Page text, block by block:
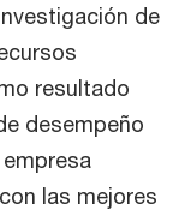
de
resultado
desempeño
las mejores